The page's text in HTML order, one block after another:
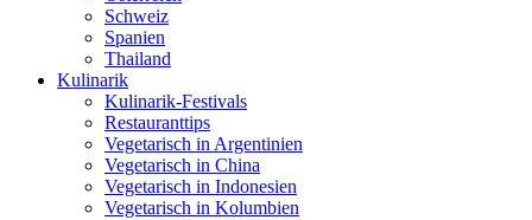
Schweiz
Spanien
Thailand
Kulinarik
Kulinarik-Festivals
Restauranttips
Vegetarisch in Argentinien
Vegetarisch in China
Vegetarisch in Indonesien
Vegetarisch in Kolumbien